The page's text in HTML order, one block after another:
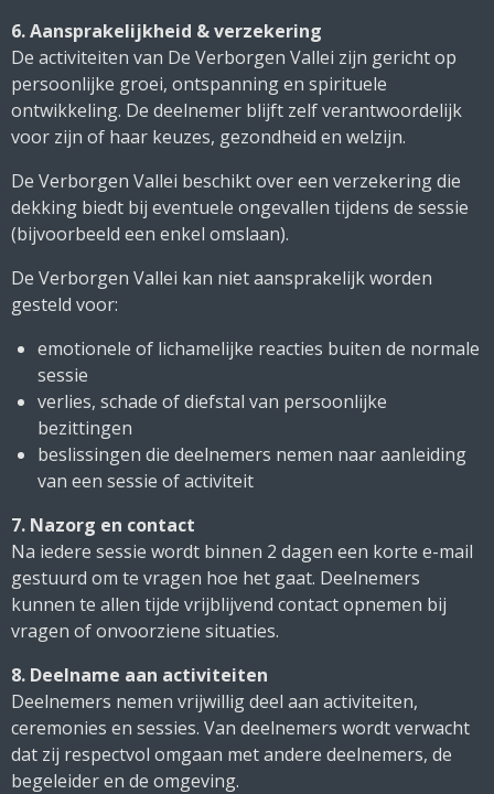
6. Aansprakelijkheid & verzekering
De activiteiten van De Verborgen Vallei zijn gericht op
persoonlijke groei, ontspanning en spirituele
ontwikkeling. De deelnemer blijft zelf verantwoordelijk
voor zijn of haar keuzes, gezondheid en welzijn.
De Verborgen Vallei beschikt over een verzekering die
dekking biedt bij eventuele ongevallen tijdens de sessie
(bijvoorbeeld een enkel omslaan).
De Verborgen Vallei kan niet aansprakelijk worden
gesteld voor:
emotionele of lichamelijke reacties buiten de normale
sessie
verlies, schade of diefstal van persoonlijke
bezittingen
beslissingen die deelnemers nemen naar aanleiding
van een sessie of activiteit
7. Nazorg en contact
Na iedere sessie wordt binnen 2 dagen een korte e-mail
gestuurd om te vragen hoe het gaat. Deelnemers
kunnen te allen tijde vrijblijvend contact opnemen bij
vragen of onvoorziene situaties.
8. Deelname aan activiteiten
Deelnemers nemen vrijwillig deel aan activiteiten,
ceremonies en sessies. Van deelnemers wordt verwacht
dat zij respectvol omgaan met andere deelnemers, de
begeleider en de omgeving.